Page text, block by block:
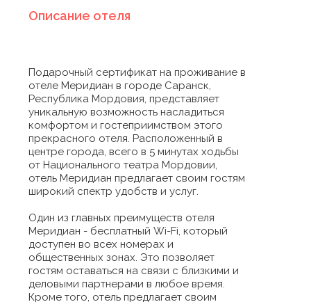
Описание отеля
Подарочный сертификат на проживание в
отеле Меридиан в городе Саранск,
Республика Мордовия, представляет
уникальную возможность насладиться
комфортом и гостеприимством этого
прекрасного отеля. Расположенный в
центре города, всего в 5 минутах ходьбы
от Национального театра Мордовии,
отель Меридиан предлагает своим гостям
широкий спектр удобств и услуг.
Один из главных преимуществ отеля
Меридиан - бесплатный Wi-Fi, который
доступен во всех номерах и
общественных зонах. Это позволяет
гостям оставаться на связи с близкими и
деловыми партнерами в любое время.
Кроме того, отель предлагает своим